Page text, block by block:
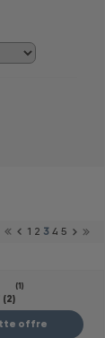
1 2 3 4 5
(2)
(1)
offre